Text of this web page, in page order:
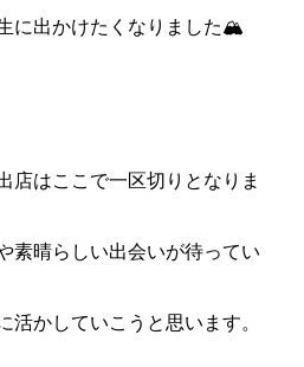
に出かけたくなりました🏔
店はここで一区切りとなりま
素晴らしい出会いが待ってい
活かしていこうと思います。